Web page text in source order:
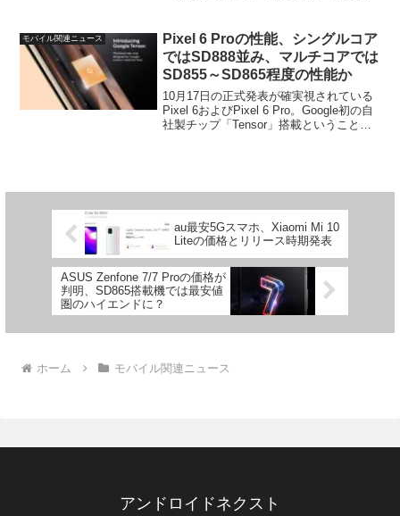
か。そんなOneplus 8シ...
モバイル関連ニュース
Pixel 6 Proの性能、シングルコア
ではSD888並み、マルチコアでは
SD855～SD865程度の性能か
10月17日の正式発表が確実視されている
Pixel 6およびPixel 6 Pro。Google初の自
社製チップ「Tensor」搭載ということ
au最安5Gスマホ、Xiaomi Mi 10
Liteの価格とリリース時期発表
ASUS Zenfone 7/7 Proの価格が
判明、SD865搭載機では最安値
圏のハイエンドに？
ホーム モバイル関連ニュース
アンドロイドネクスト